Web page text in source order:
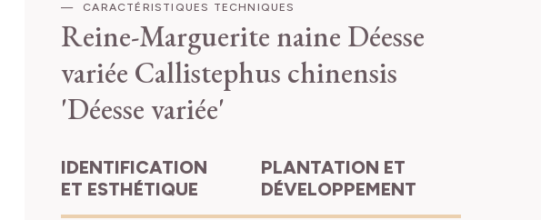
CARACTÉRISTIQUES TECHNIQUES
Reine-Marguerite naine Déesse
variée Callistephus chinensis
'Déesse variée'
IDENTIFICATION
ET ESTHÉTIQUE
PLANTATION ET
DÉVELOPPEMENT